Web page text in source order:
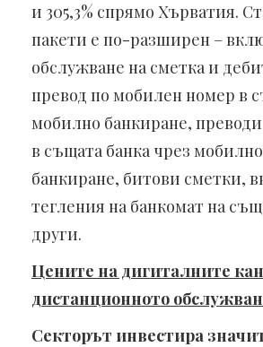
и 305,3% спрямо Хърватия.
пакети е по-разширен –
обслужване на сметка и
превод по мобилен номер в
мобилно банкиране,
в същата банка чрез
банкиране, битови сметки,
тегления на банкомат на
други.
Цените на дигиталните
дистанционното
Секторът инвестира